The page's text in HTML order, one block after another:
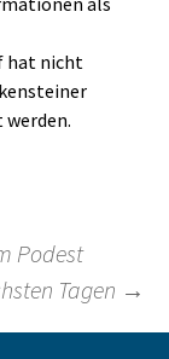
hat nicht
werden.
Podest
Tagen →